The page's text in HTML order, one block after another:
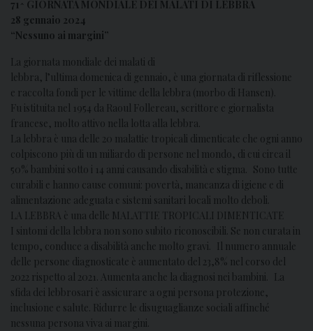
71^ GIORNATA MONDIALE DEI MALATI DI LEBBRA
28 gennaio 2024
“Nessuno ai margini”
La giornata mondiale dei malati di
lebbra, l’ultima domenica di gennaio, è una giornata di riflessione
e raccolta fondi per le vittime della lebbra (morbo di Hansen).
Fu istituita nel 1954 da Raoul Follereau, scrittore e giornalista
francese, molto attivo nella lotta alla lebbra.
La lebbra è una delle 20 malattie tropicali dimenticate che ogni anno
colpiscono più di un miliardo di persone nel mondo, di cui circa il
50% bambini sotto i 14 anni causando disabilità e stigma. Sono tutte
curabili e hanno cause comuni: povertà, mancanza di igiene e di
alimentazione adeguata e sistemi sanitari locali molto deboli.
LA LEBBRA è una delle MALATTIE TROPICALI DIMENTICATE
I sintomi della lebbra non sono subito riconoscibili. Se non curata in
tempo, conduce a disabilità anche molto gravi. Il numero annuale
delle persone diagnosticate è aumentato del 23,8% nel corso del
2022 rispetto al 2021. Aumenta anche la diagnosi nei bambini. La
sfida dei lebbrosari è assicurare a ogni persona protezione,
inclusione e salute. Ridurre le disuguaglianze sociali affinché
nessuna persona viva ai margini.